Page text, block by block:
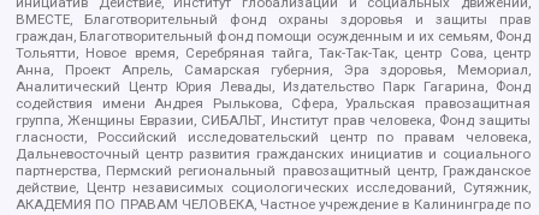
ВМЕСТЕ, Благотворительный фонд охраны здоровья и защиты прав
граждан, Благотворительный фонд помощи осужденным и их семьям, Фонд
Тольятти, Новое время, Серебряная тайга, Так-Так-Так, центр Сова, центр
Анна, Проект Апрель, Самарская губерния, Эра здоровья, Мемориал,
Аналитический Центр Юрия Левады, Издательство Парк Гагарина, Фонд
содействия имени Андрея Рылькова, Сфера, Уральская правозащитная
группа, Женщины Евразии, СИБАЛЬТ, Институт прав человека, Фонд защиты
гласности, Российский исследовательский центр по правам человека,
Дальневосточный центр развития гражданских инициатив и социального
партнерства, Пермский региональный правозащитный центр, Гражданское
действие, Центр независимых социологических исследований, Сутяжник,
АКАДЕМИЯ ПО ПРАВАМ ЧЕЛОВЕКА, Частное учреждение в Калининграде по